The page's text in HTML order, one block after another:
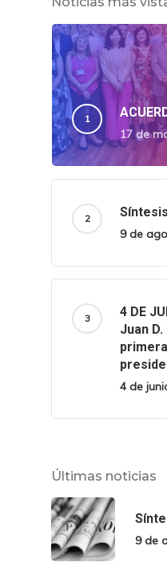
17 de
9 de
4 DE
Juan
4 de
Últimas noticias
9 de